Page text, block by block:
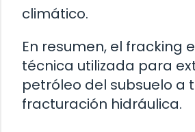
climático.
En resumen, el fracking
técnica utilizada para
petróleo del subsuelo a
fracturación hidráulica.